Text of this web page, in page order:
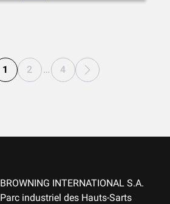
1 2 … 4
BROWNING INTERNATIONAL S.A.
Parc industriel des Hauts-Sarts